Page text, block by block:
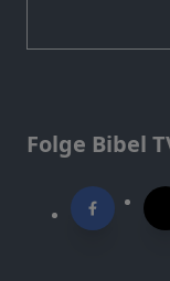
Folge Bibel